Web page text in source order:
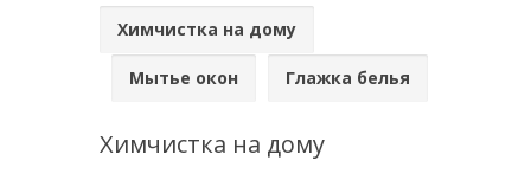
Химчистка на дому
Мытье окон Глажка белья
Химчистка на дому